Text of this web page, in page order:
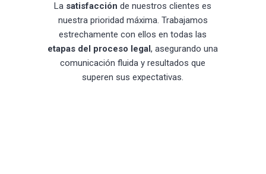
La satisfacción de nuestros clientes es
nuestra prioridad máxima. Trabajamos
estrechamente con ellos en todas las
etapas del proceso legal, asegurando una
comunicación fluida y resultados que
superen sus expectativas.